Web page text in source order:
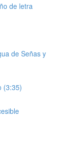
de letra
de Señas y
(3:35)